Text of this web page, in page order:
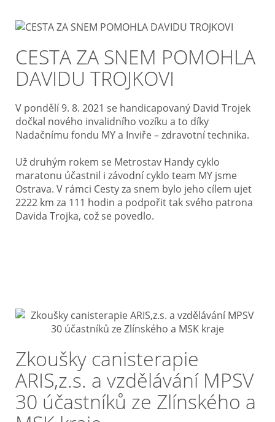
CESTA ZA SNEM POMOHLA
DAVIDU TROJKOVI
V pondělí 9. 8. 2021 se handicapovaný David Trojek
dočkal nového invalidního vozíku a to díky
Nadačnímu fondu MY a Inviře – zdravotní technika.
Už druhým rokem se Metrostav Handy cyklo
maratonu účastnil i závodní cyklo team MY jsme
Ostrava. V rámci Cesty za snem bylo jeho cílem ujet
2222 km za 111 hodin a podpořit tak svého patrona
Davida Trojka, což se povedlo.
Zkoušky canisterapie
ARIS,z.s. a vzdělávání MPSV
30 účastníků ze Zlínského a